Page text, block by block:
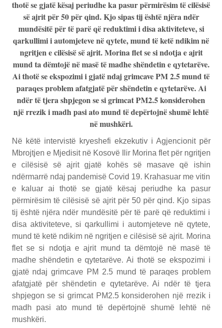
thotë se gjatë kësaj periudhe ka pasur përmirësim të cilësisë
së ajrit për 50 për qind. Kjo sipas tij është njëra ndër
mundësitë për të parë që reduktimi i disa aktiviteteve, si
qarkullimi i automjeteve në qytete, mund të ketë ndikim në
ngritjen e cilësisë së ajrit. Morina flet se si ndotja e ajrit
mund ta dëmtojë në masë të madhe shëndetin e qytetarëve.
Ai thotë se ekspozimi i gjatë ndaj grimcave PM 2.5 mund të
paraqes problem afatgjatë për shëndetin e qytetarëve. Ai
ndër të tjera shpjegon se si grimcat PM2.5 konsiderohen
një rrezik i madh pasi ato mund të depërtojnë shumë lehtë
në mushkëri.
Në këtë intervistë kryeshefi ekzekutiv i Agjencionit për
Mbrojtjen e Mjedisit në Kosovë Ilir Morina flet për ngritjen
e cilësisë së ajrit gjatë kohës së masave që ishin
ndërmarrë ndaj pandemisë Covid 19. Krahasuar me vitin
e kaluar ai thotë se gjatë kësaj periudhe ka pasur
përmirësim të cilësisë së ajrit për 50 për qind. Kjo sipas
tij është njëra ndër mundësitë për të parë që reduktimi i
disa aktiviteteve, si qarkullimi i automjeteve në qytete,
mund të ketë ndikim në ngritjen e cilësisë së ajrit. Morina
flet se si ndotja e ajrit mund ta dëmtojë në masë të
madhe shëndetin e qytetarëve. Ai thotë se ekspozimi i
gjatë ndaj grimcave PM 2.5 mund të paraqes problem
afatgjatë për shëndetin e qytetarëve. Ai ndër të tjera
shpjegon se si grimcat PM2.5 konsiderohen një rrezik i
madh pasi ato mund të depërtojnë shumë lehtë në
mushkëri.